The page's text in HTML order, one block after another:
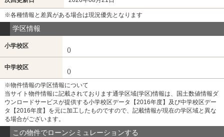
※各種情報と差異がある場合は現況優先となります
学区情報
小学校区
()
中学校区
()
※物件情報の学区情報について
当サイト物件情報に記載されております通学区域(学区)情報は、国土数値情報ダ
ウンロードサービスが提供する小学校区データ【2016年度】及び中学校区デー
タ【2016年度】を元に加工したものですので、記載情報が現在の学区域と異な
る場合がございます。
この物件でローンシミュレーションする